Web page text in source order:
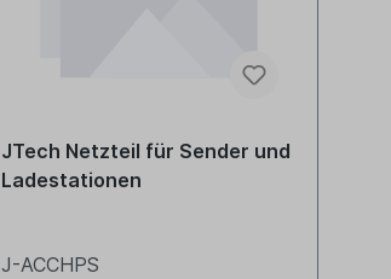
JTech Netzteil für Sender und
Ladestationen
J-ACCHPS